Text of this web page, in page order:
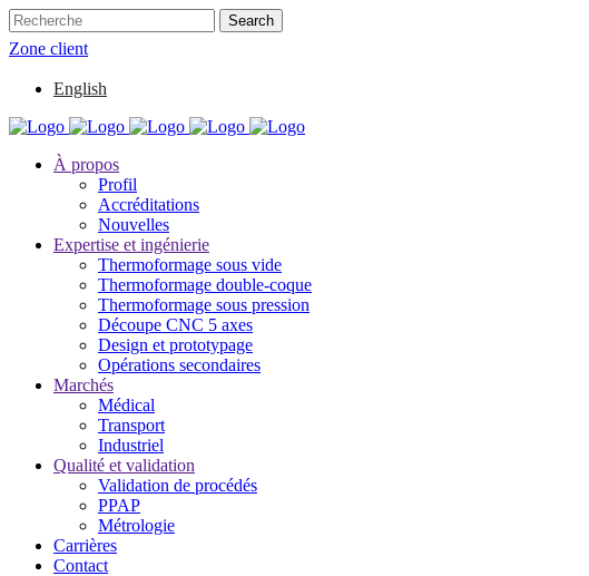
Zone client
English
À propos
Profil
Accréditations
Nouvelles
Expertise et ingénierie
Thermoformage sous vide
Thermoformage double-coque
Thermoformage sous pression
Découpe CNC 5 axes
Design et prototypage
Opérations secondaires
Marchés
Médical
Transport
Industriel
Qualité et validation
Validation de procédés
PPAP
Métrologie
Carrières
Contact